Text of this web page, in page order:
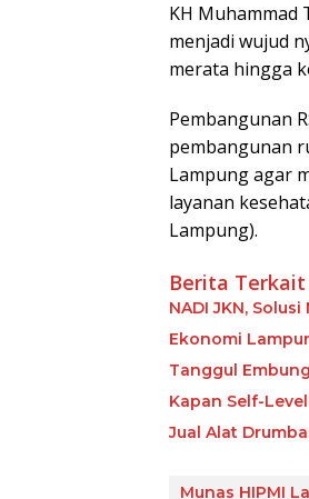
KH Muhammad
menjadi wujud
merata hingga
Pembangunan
pembangunan
Lampung agar
layanan
Lampung).
Berita Terkait
NADI JKN,
Ekonomi
Tanggul
Kapan Self-
Jual Alat
Munas HIPMI